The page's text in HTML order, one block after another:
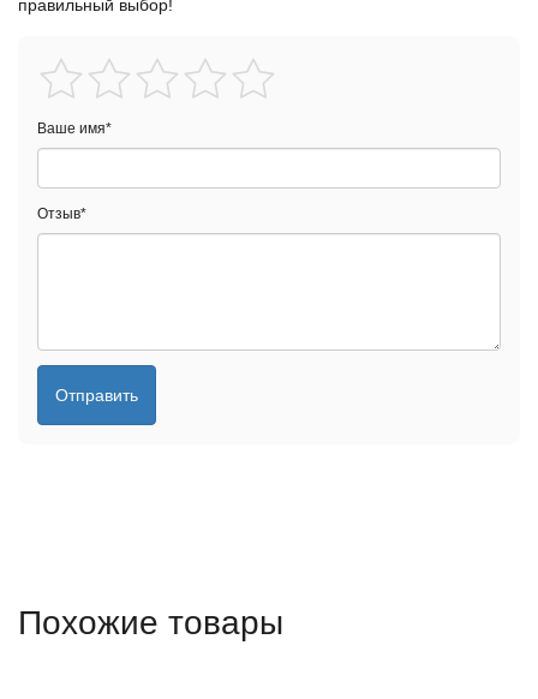
правильный выбор!
Ваше имя*
Отзыв*
Отправить
Похожие товары